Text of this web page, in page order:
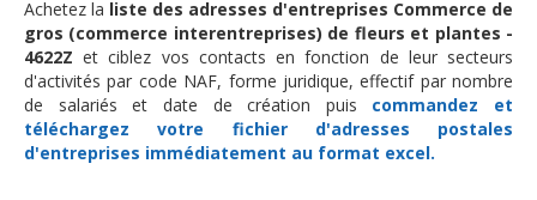
Achetez la liste des adresses d'entreprises Commerce de
gros (commerce interentreprises) de fleurs et plantes -
4622Z et ciblez vos contacts en fonction de leur secteurs
d'activités par code NAF, forme juridique, effectif par nombre
de salariés et date de création puis commandez et
téléchargezvotre fichier d'adresses postales
d'entreprises immédiatement au format excel.